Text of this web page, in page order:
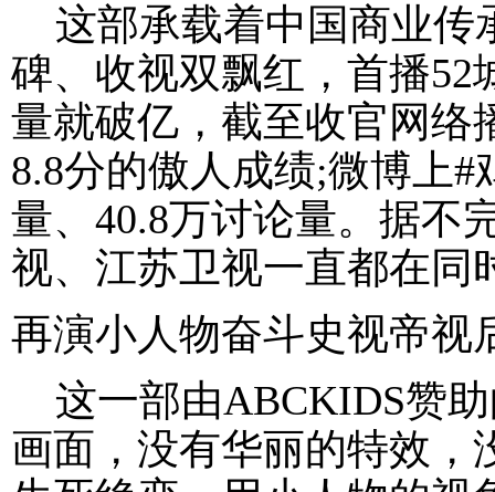
这部承载着中国商业传
碑、收视双飘红，首播52
量就破亿，截至收官网络
8.8分的傲人成绩;微博上
量、40.8万讨论量。据不
视、江苏卫视一直都在同
再演小人物奋斗史视帝视
这一部由ABCKIDS赞
画面，没有华丽的特效，